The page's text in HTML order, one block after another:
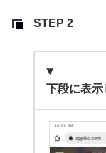
下段に表